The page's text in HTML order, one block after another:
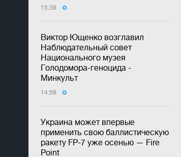
15:38
Виктор Ющенко возглавил
Наблюдательный совет
Национального музея
Голодомора-геноцида -
Минкульт
14:58
Украина может впервые
применить свою баллистическую
ракету FP-7 уже осенью — Fire
Point